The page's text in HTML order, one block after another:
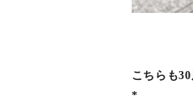
こちらも
*